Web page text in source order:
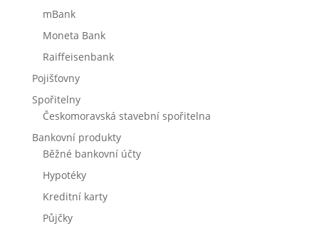
mBank
Moneta Bank
Raiffeisenbank
Pojišťovny
Spořitelny
Českomoravská stavební spořitelna
Bankovní produkty
Běžné bankovní účty
Hypotéky
Kreditní karty
Půjčky